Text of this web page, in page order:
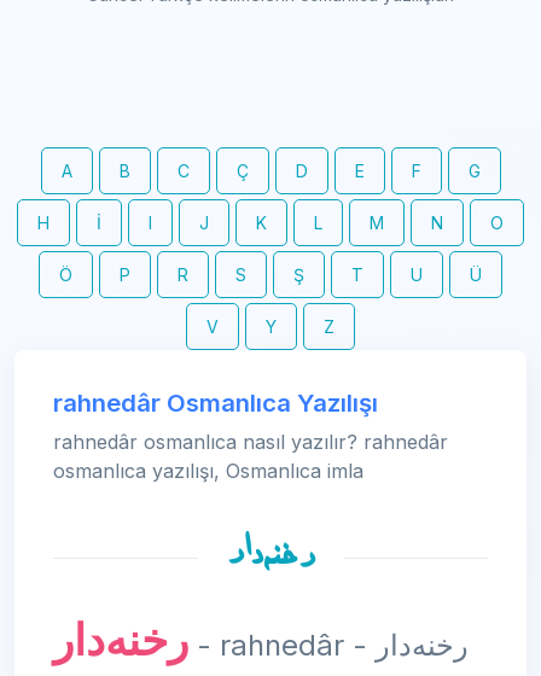
A B C Ç D E F G
H İ I J K L M N O
Ö P R S Ş T U Ü
V Y Z
rahnedâr Osmanlıca Yazılışı
rahnedâr osmanlıca nasıl yazılır? rahnedâr
osmanlıca yazılışı, Osmanlıca imla
رخنه‌دار
رخنه‌دار - rahnedâr - رخنه‌دار